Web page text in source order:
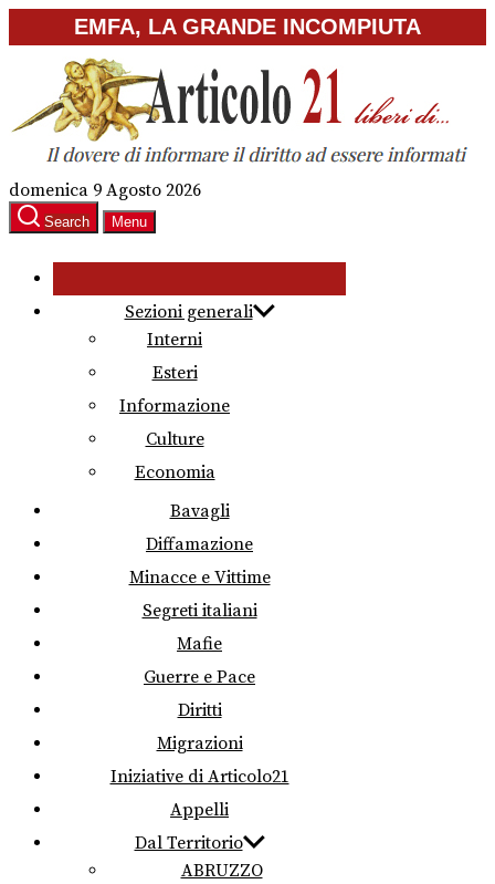
to
content
EMFA, LA GRANDE INCOMPIUTA
domenica 9 Agosto 2026
Search Menu
Sezioni generali
Interni
Esteri
Informazione
Culture
Economia
Bavagli
Diffamazione
Minacce e Vittime
Segreti italiani
Mafie
Guerre e Pace
Diritti
Migrazioni
Iniziative di Articolo21
Appelli
Dal Territorio
ABRUZZO